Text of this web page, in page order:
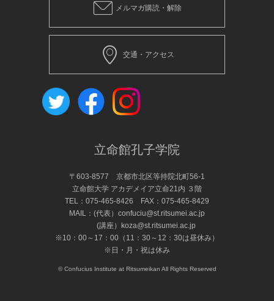
メルマガ購読・解除
交通・アクセス
立命館孔子学院
〒603-8577 京都市北区等持院北町56-1
立命館大学 アカデメイア立命21内 ３階
TEL： 075-465-8426 FAX：075-465-8429
MAIL：(代表） confuciu@st.ritsumei.ac.jp
(講座） koza@st.ritsumei.ac.jp
※10：00～17：00（11：30～12：30は昼休み）
※日・月・祝は休み
© Confucius Institute at Ritsumeikan All Rights Reserved